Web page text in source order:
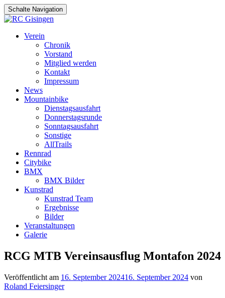
Schalte Navigation
Zum
Verein
Chronik
Vorstand
Mitglied werden
Kontakt
Impressum
News
Mountainbike
Dienstagsausfahrt
Donnerstagsrunde
Sonntagsausfahrt
Sonstige
AllTrails
Rennrad
Citybike
BMX
BMX Bilder
Kunstrad
Kunstrad Team
Ergebnisse
Bilder
Veranstaltungen
Galerie
RCG MTB Vereinsausflug Montafon 2024
Veröffentlicht am 16. September 202416. September 2024 von
Roland Feiersinger